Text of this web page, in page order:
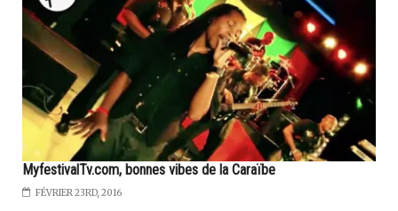
MyfestivalTv.com, bonnes vibes de la Caraïbe
FÉVRIER 23RD, 2016